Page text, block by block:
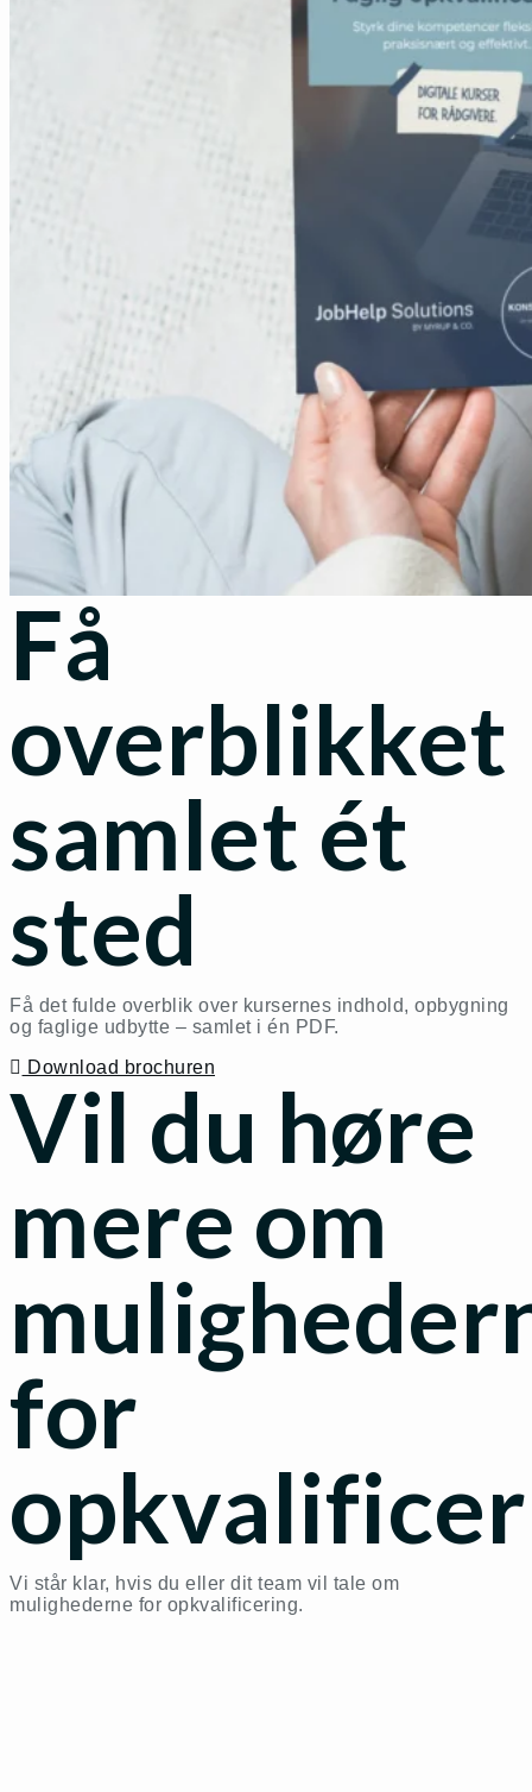
Få
overblikket
samlet ét
sted
Få det fulde overblik over kursernes indhold, opbygning
og faglige udbytte – samlet i én PDF.
Download brochuren
Vil du høre
mere om
for
Vi står klar, hvis du eller dit team vil tale om
mulighederne for opkvalificering.